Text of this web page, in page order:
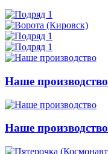
Наше производство
Наше производство